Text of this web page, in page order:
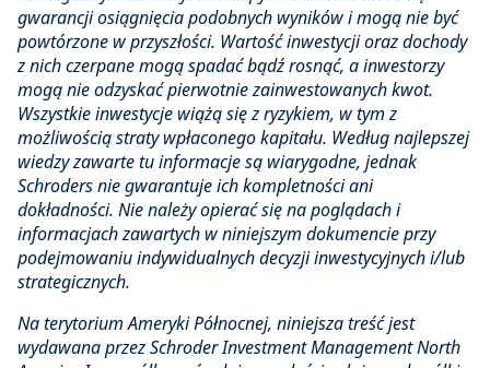
gwarancji osiągnięcia podobnych wyników i mogą nie być
powtórzone w przyszłości. Wartość inwestycji oraz dochody
z nich czerpane mogą spadać bądź rosnąć, a inwestorzy
mogą nie odzyskać pierwotnie zainwestowanych kwot.
Wszystkie inwestycje wiążą się z ryzykiem, w tym z
możliwością straty wpłaconego kapitału. Według najlepszej
wiedzy zawarte tu informacje są wiarygodne, jednak
Schroders nie gwarantuje ich kompletności ani
dokładności. Nie należy opierać się na poglądach i
informacjach zawartych w niniejszym dokumencie przy
podejmowaniu indywidualnych decyzji inwestycyjnych i/lub
strategicznych.
Na terytorium Ameryki Północnej, niniejsza treść jest
wydawana przez Schroder Investment Management North